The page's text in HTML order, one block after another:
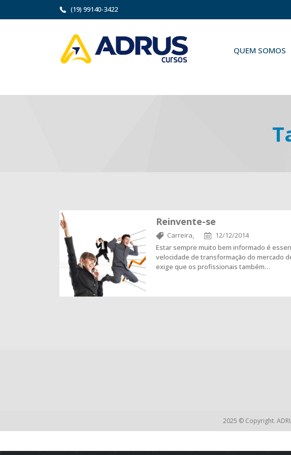
(19) 99140-3422
QUEM SOMOS
Reinvente-se
Carreira,
12/12/2014
Estar sempre muito bem informado é
velocidade de transformação do mercado
exige que os profissionais também…
2025 © Copyright.